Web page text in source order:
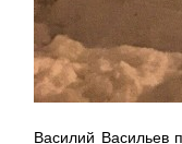
Василий Васильев